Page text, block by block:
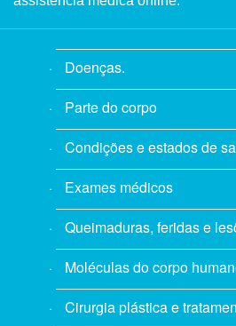
Doenças.
Parte do corpo
Condições e estados de
Exames médicos
Queimaduras, feridas e
Moléculas do corpo
Cirurgia plástica e